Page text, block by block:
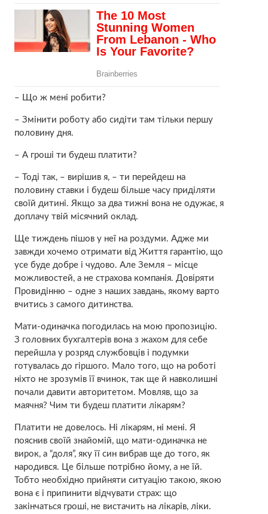
– Що ж мені робити?
– Змінити роботу або сидіти там тільки першу
половину дня.
– А гроші ти будеш платити?
– Тоді так, – вирішив я, – ти перейдеш на
половину ставки і будеш більше часу приділяти
своїй дитині. Якщо за два тижні вона не одужає, я
доплачу твій місячний оклад.
Ще тиждень пішов у неї на роздуми. Адже ми
завжди хочемо отримати від Життя гарантію, що
усе буде добре і чудово. Але Земля – місце
можливостей, а не страхова компанія. Довіряти
Провидінню – одне з наших завдань, якому варто
вчитись з самого дитинства.
Мати-одиначка погодилась на мою пропозицію.
З головних бухгалтерів вона з жахом для себе
перейшла у розряд службовців і подумки
готувалась до гіршого. Мало того, що на роботі
ніхто не зрозумів її вчинок, так ще й навколишні
почали давити авторитетом. Мовляв, що за
маячня? Чим ти будеш платити лікарям?
Платити не довелось. Ні лікарям, ні мені. Я
пояснив своїй знайомій, що мати-одиначка не
вирок, а “доля”, яку її син вибрав ще до того, як
народився. Це більше потрібно йому, а не їй.
Тобто необхідно прийняти ситуацію такою, якою
вона є і припинити відчувати страх: що
закінчаться гроші, не вистачить на лікарів, ліки.